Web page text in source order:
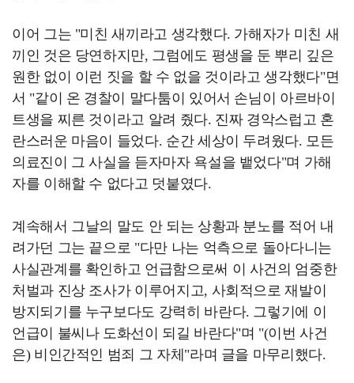
이어 그는 "미친 새끼라고 생각했다. 가해자가 미친 새
끼인 것은 당연하지만, 그럼에도 평생을 둔 뿌리 깊은
원한 없이 이런 짓을 할 수 없을 것이라고 생각했다"면
서 "같이 온 경찰이 말다툼이 있어서 손님이 아르바이
트생을 찌른 것이라고 알려 줬다. 진짜 경악스럽고 혼
란스러운 마음이 들었다. 순간 세상이 두려웠다. 모든
의료진이 그 사실을 듣자마자 욕설을 뱉었다"며 가해
자를 이해할 수 없다고 덧붙였다.
계속해서 그날의 말도 안 되는 상황과 분노를 적어 내
려가던 그는 끝으로 "다만 나는 억측으로 돌아다니는
사실관계를 확인하고 언급함으로써 이 사건의 엄중한
처벌과 진상 조사가 이루어지고, 사회적으로 재발이
방지되기를 누구보다도 강력히 바란다. 그렇기에 이
언급이 불씨나 도화선이 되길 바란다"며 "(이번 사건
은) 비인간적인 범죄 그 자체"라며 글을 마무리했다.